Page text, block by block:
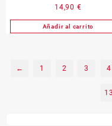
14,90 €
Añadir al carrito
← 1 2 3 4
13